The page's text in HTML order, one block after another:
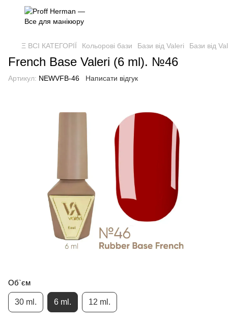
Ξ ВСІ КАТЕГОРІЇ Кольорові бази Бази від Valeri Бази від
French Base Valeri (6 ml). №46
Артикул: NEWVFB-46 Написати відгук
Об`єм
30 ml. 6 ml. 12 ml.